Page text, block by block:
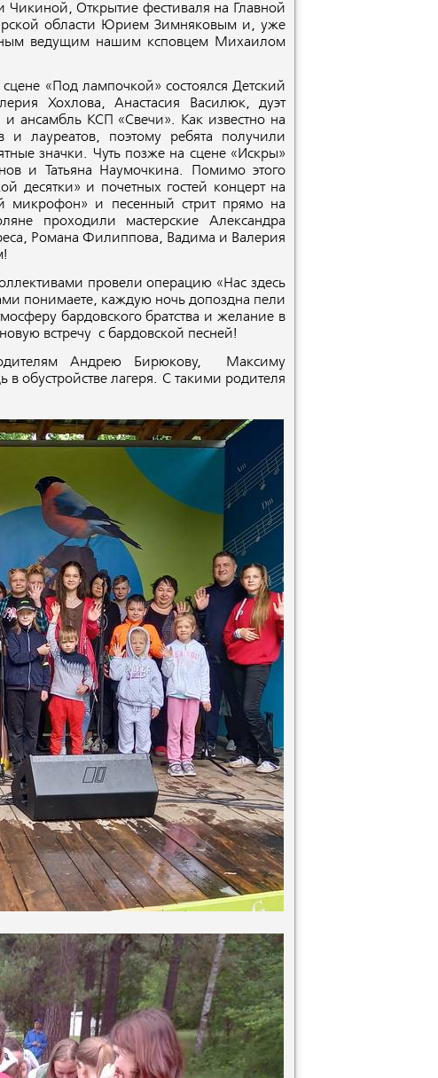
Чикиной, Открытие фестиваля на Главной
области Юрием Зимняковым и, уже
ведущим нашим ксповцем Михаилом
«Под лампочкой» состоялся Детский
Хохлова, Анастасия Василюк, дуэт
ансамбль КСП «Свечи». Как известно на
и лауреатов, поэтому ребята получили
значки. Чуть позже на сцене «Искры»
и Татьяна Наумочкина. Помимо этого
десятки» и почетных гостей концерт на
микрофон» и песенный стрит прямо на
проходили мастерские Александра
Романа Филиппова, Вадима и Валерия
провели операцию «Нас здесь
понимаете, каждую ночь допоздна пели
бардовского братства и желание в
встречу с бардовской песней!
Андрею Бирюкову, Максиму
обустройстве лагеря. С такими родителя